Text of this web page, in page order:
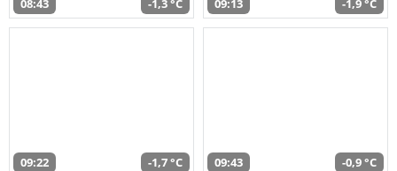
09:22 -1,7 °C 09:43 -0,9 °C